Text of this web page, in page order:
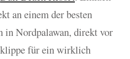
an einem der besten
in Nordpalawan, direkt vor
für ein wirklich